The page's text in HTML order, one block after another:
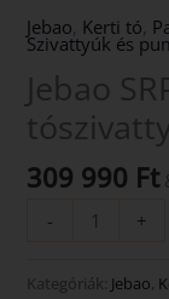
Jebao Kerti tó
Szivattyúk és
Jebao
309 990 Ft
-
+
Kategóriák: Jebao,